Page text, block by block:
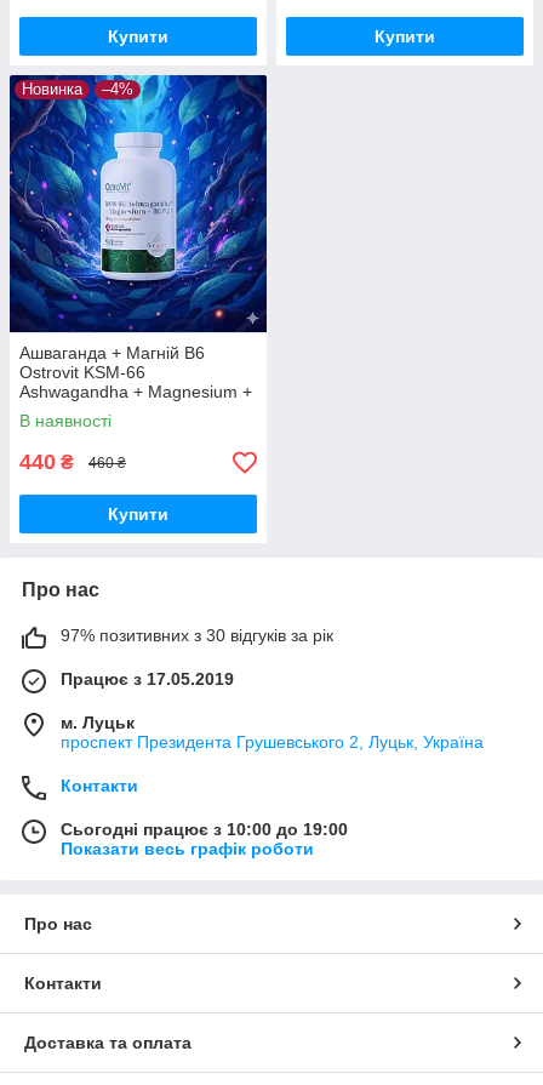
Купити Купити
Новинка –4%
Ашваганда + Магній В6
Ostrovit KSM-66
Ashwagandha + Magnesium +
B6 90 caps
В наявності
440 ₴ 460 ₴
Купити
Про нас
97% позитивних з 30 відгуків за рік
Працює з 17.05.2019
м. Луцьк
проспект Президента Грушевського 2, Луцьк, Україна
Контакти
Сьогодні працює з 10:00 до 19:00
Показати весь графік роботи
Про нас
Контакти
Доставка та оплата